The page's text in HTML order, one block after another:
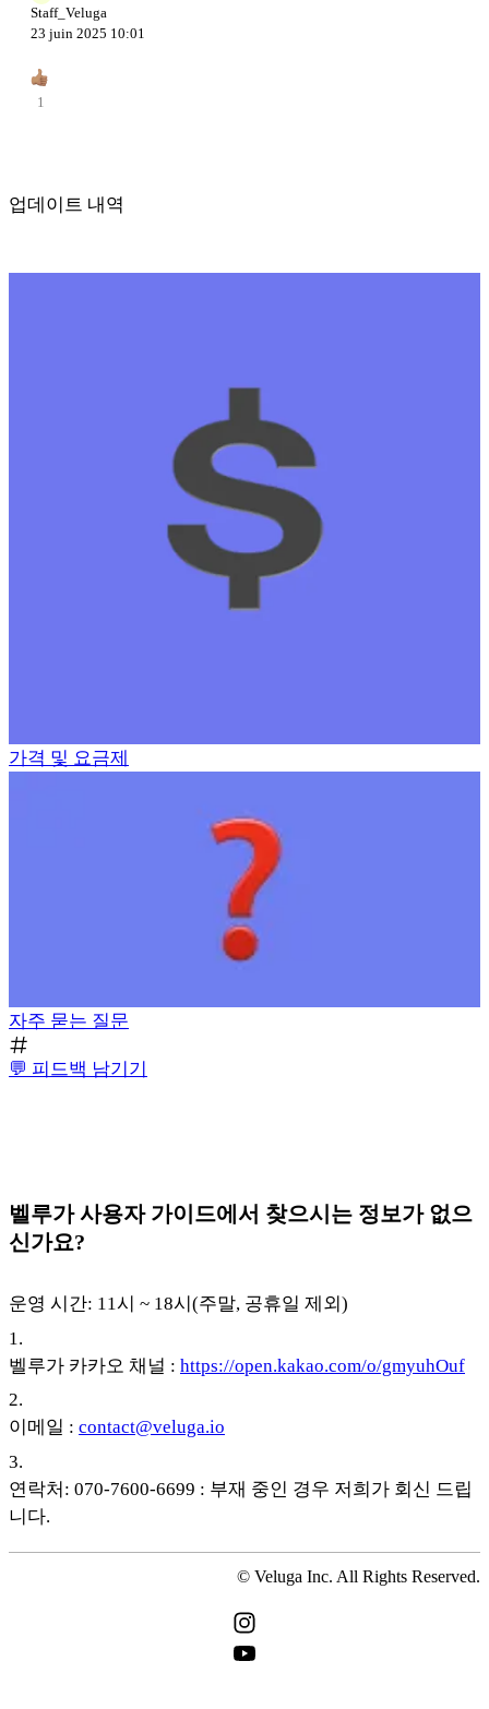
Staff_Veluga
23 juin 2025 10:01
1
업데이트 내역
가격 및 요금제
자주 묻는 질문
💬 피드백 남기기
벨루가 사용자 가이드에서 찾으시는 정보가 없으
신가요?
운영 시간: 11시 ~ 18시(주말, 공휴일 제외)
1 .
벨루가 카카오 채널 : https://open.kakao.com/o/gmyuhOuf
2.
이메일 : contact@veluga.io
3.
연락처: 070-7600-6699 : 부재 중인 경우 저희가 회신 드립
니다.
© Veluga Inc. All Rights Reserved.